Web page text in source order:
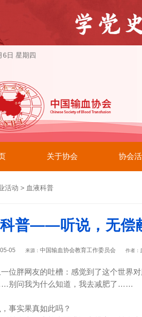
6日 星期四
关于协会 协会
活动 > 血液科普
普——听说，无偿
05 来源： 中国输血协会教育工作委员会 作者：
胖网友的吐槽：感觉到了这个世界对
别问我为什么知道，我去减肥了……
实果真如此吗？